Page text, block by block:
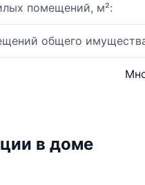
помещений, м²:
общего
в доме